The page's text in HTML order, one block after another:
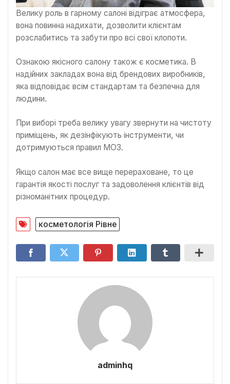
Велику роль в гарному салоні відіграє атмосфера,
вона повинна надихати, дозволити клієнтам
розслабитись та забути про всі свої клопоти.
Ознакою якісного салону також є косметика. В
надійних закладах вона від брендових виробників,
яка відповідає всім стандартам та безпечна для
людини.
При виборі треба велику увагу звернути на чистоту
приміщень, як дезінфікують інструменти, чи
дотримуються правил МОЗ.
Якщо салон має все вище перераховане, то це
гарантія якості послуг та задоволення клієнтів від
різноманітних процедур.
косметологія Рівне
adminhq